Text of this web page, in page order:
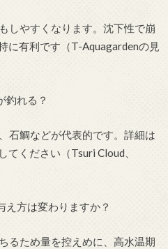
しやすくなります。沈下性で崩
に有利です（T-Aquagardenの見
釣れる？
石鯛などが代表的です。詳細は
てください（Tsuri Cloud、
方は変わりますか？
るため量を控えめに、高水温期